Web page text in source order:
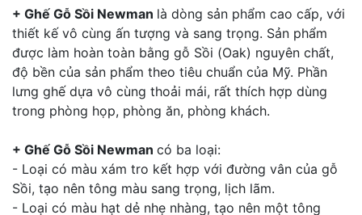
+ Ghế Gỗ Sồi Newman là dòng sản phẩm cao cấp, với
thiết kế vô cùng ấn tượng và sang trọng. Sản phẩm
được làm hoàn toàn bằng gỗ Sồi (Oak) nguyên chất,
độ bền của sản phẩm theo tiêu chuẩn của Mỹ. Phần
lưng ghế dựa vô cùng thoải mái, rất thích hợp dùng
trong phòng họp, phòng ăn, phòng khách.
+ Ghế Gỗ Sồi Newman có ba loại:
- Loại có màu xám tro kết hợp với đường vân của gỗ
Sồi, tạo nên tông màu sang trọng, lịch lãm.
- Loại có màu hạt dẻ nhẹ nhàng, tạo nên một tông